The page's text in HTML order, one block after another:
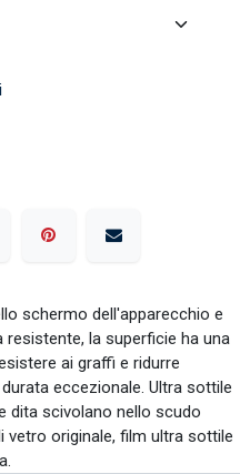
schermo dell'apparecchio e
la superficie ha una
ai graffi e ridurre
eccezionale. Ultra sottile
dita scivolano nello scudo
originale, film ultra sottile